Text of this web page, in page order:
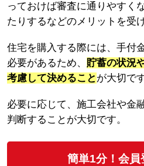
っておけば審査に通りやすく
たりするなどのメリットを受
住宅を購入する際には、手付
必要があるため、 貯蓄の状況
考慮して決めることが大切です
必要に応じて、施工会社や金
判断することが大切です。
簡単1分！会員